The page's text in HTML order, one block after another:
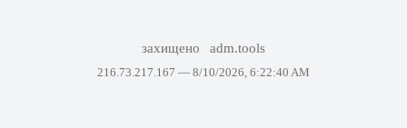
захищено adm.tools
216.73.217.167 — 8/10/2026, 6:22:40 AM